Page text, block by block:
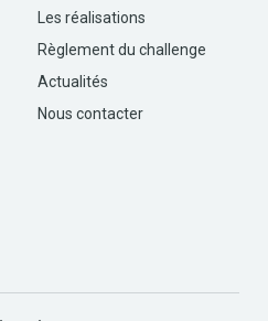
Les réalisations
Règlement du challenge
Actualités
Nous contacter